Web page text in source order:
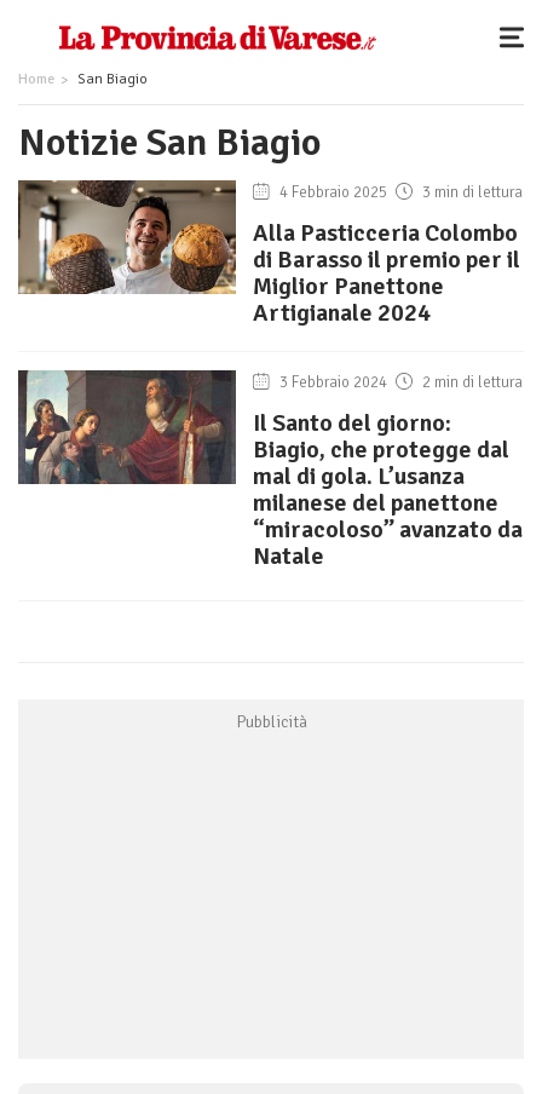
Home San Biagio
Notizie San Biagio
4 Febbraio 2025 3 min di lettura
Alla Pasticceria Colombo
di Barasso il premio per il
Miglior Panettone
Artigianale 2024
3 Febbraio 2024 2 min di lettura
Il Santo del giorno:
Biagio, che protegge dal
mal di gola. L’usanza
milanese del panettone
“miracoloso” avanzato da
Natale